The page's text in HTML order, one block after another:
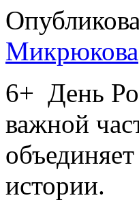
Микрюкова
6+ День
важной
истории.